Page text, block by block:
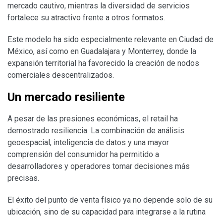
mercado cautivo, mientras la diversidad de servicios
fortalece su atractivo frente a otros formatos.
Este modelo ha sido especialmente relevante en Ciudad de
México, así como en Guadalajara y Monterrey, donde la
expansión territorial ha favorecido la creación de nodos
comerciales descentralizados.
Un mercado resiliente
A pesar de las presiones económicas, el retail ha
demostrado resiliencia. La combinación de análisis
geoespacial, inteligencia de datos y una mayor
comprensión del consumidor ha permitido a
desarrolladores y operadores tomar decisiones más
precisas.
El éxito del punto de venta físico ya no depende solo de su
ubicación, sino de su capacidad para integrarse a la rutina